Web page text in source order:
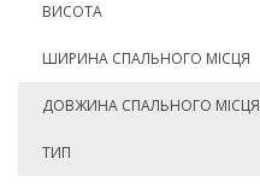
ВИСОТА
ШИРИНА СПАЛЬНОГО МІСЦЯ
ДОВЖИНА СПАЛЬНОГО МІСЦЯ
ТИП